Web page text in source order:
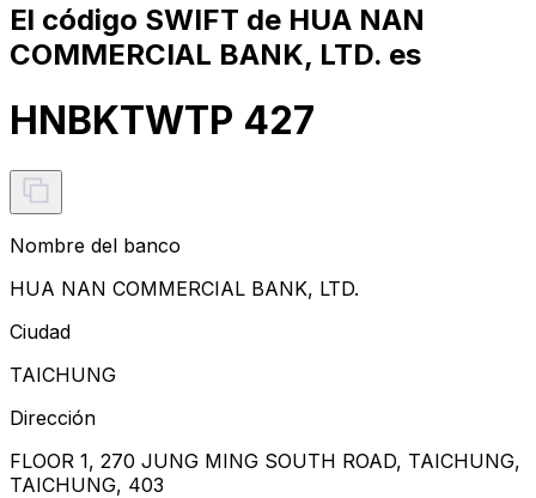
El código SWIFT de HUA NAN
COMMERCIAL BANK, LTD. es
HNBKTWTP 427
Nombre del banco
HUA NAN COMMERCIAL BANK, LTD.
Ciudad
TAICHUNG
Dirección
FLOOR 1, 270 JUNG MING SOUTH ROAD, TAICHUNG,
TAICHUNG, 403